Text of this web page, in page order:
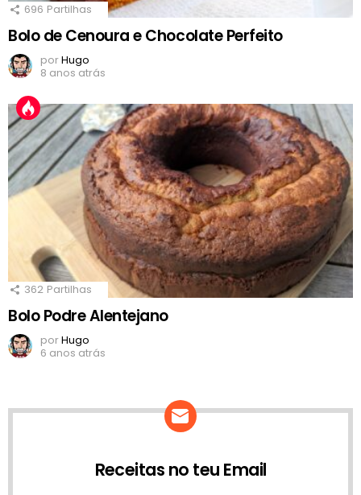
696 Partilhas
Bolo de Cenoura e Chocolate Perfeito
porHugo
8 anos atrás
362 Partilhas
Bolo Podre Alentejano
porHugo
6 anos atrás
Receitas no teu Email